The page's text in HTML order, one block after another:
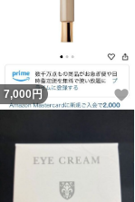
7,000 円